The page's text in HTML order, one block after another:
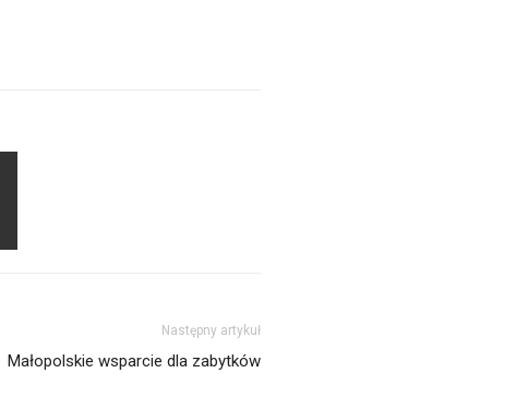
Następny artykuł
Małopolskie wsparcie dla zabytków